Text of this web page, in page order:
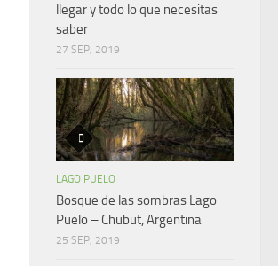
llegar y todo lo que necesitas
saber
27 SEP, 2019
LAGO PUELO
Bosque de las sombras Lago
Puelo – Chubut, Argentina
25 SEP, 2019